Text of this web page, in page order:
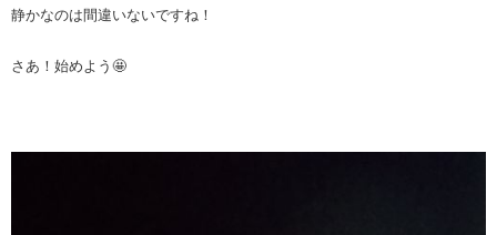
静かなのは間違いないですね！
さあ！始めよう🤩